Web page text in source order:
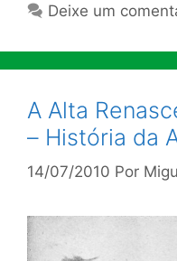
Deixe um
A Alta
– História da
14/07/2010 Por